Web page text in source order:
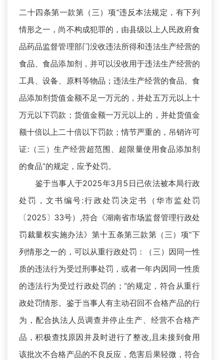
二十四条第一款第（三）项“违反本法规定，有下列
情形之一，尚不构成犯罪的，由县级以上人民政府食
品药品监督管理部门没收违法所得和违法生产经营的
食品、食品添加剂，并可以没收用于违法生产经营的
工具、设备、原料等物品；违法生产经营的食品、食
品添加剂货值金额不足一万元的，并处五万元以上十
万元以下罚款；货值金额一万元以上的，并处货值金
额十倍以上二十倍以下罚款；情节严重的，吊销许可
证:（三）生产经营超范围、超限量使用食品添加剂
的食品”的规定，应予处罚。
鉴于当事人于2025年3月5日已依法被本局行政
处罚，文书编号:行政处罚决定书（华市监处罚
〔2025〕33号）,符合《湖南省市场监督管理行政处
罚裁量权实施办法》第十五条第三款第（三）项“下
列情形之一的，可以从重行政处罚：（三）因同一性
质的违法行为受过刑事处罚，或者一年内因同一性质
的违法行为受过行政处罚的；”的规定，符合从重行
政处罚情形。鉴于当事人有主动召回不合格产品的行
为，配合执法人员调查并停止生产、经营不合格产
品，积极查找原因并及时进行了整改,且未接到食用
该批次不合格产品的不良反应，危害后果轻微，符合